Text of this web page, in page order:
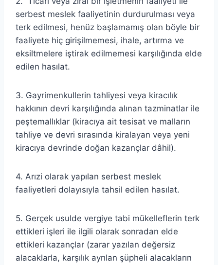
serbest meslek faaliyetinin durdurulması veya
terk edilmesi, henüz başlamamış olan böyle bir
faaliyete hiç girişilmemesi, ihale, artırma ve
eksiltmelere iştirak edilmemesi karşılığında elde
edilen hasılat.
3. Gayrimenkullerin tahliyesi veya kiracılık
hakkının devri karşılığında alınan tazminatlar ile
peştemallıklar (kiracıya ait tesisat ve malların
tahliye ve devri sırasında kiralayan veya yeni
kiracıya devrinde doğan kazançlar dâhil).
4. Arızi olarak yapılan serbest meslek
faaliyetleri dolayısıyla tahsil edilen hasılat.
5. Gerçek usulde vergiye tabi mükelleflerin terk
ettikleri işleri ile ilgili olarak sonradan elde
ettikleri kazançlar (zarar yazılan değersiz
alacaklarla, karşılık ayrılan şüpheli alacakların